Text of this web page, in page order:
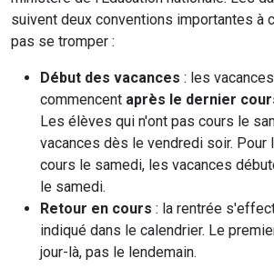
suivent deux conventions importantes à
pas se tromper :
Début des vacances : les
commencent après le dernier
Les élèves qui n'ont pas cours le
vacances dès le vendredi soir.
cours le samedi, les vacances
le samedi.
Retour en cours : la rentrée
indiqué dans le calendrier. Le
jour-là, pas le lendemain.